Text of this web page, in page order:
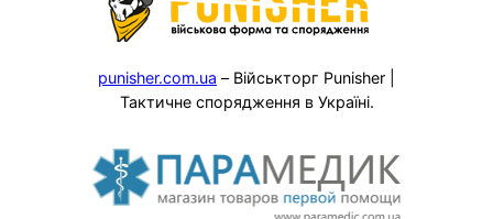
punisher.com.ua – Військторг Punisher |
Тактичне спорядження в Україні.